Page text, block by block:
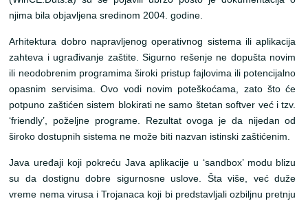
njima bila objavljena sredinom 2004. godine.
Arhitektura dobro napravljenog operativnog sistema ili aplikacija
zahteva i ugrađivanje zaštite. Sigurno rešenje ne dopušta novim
ili neodobrenim programima široki pristup fajlovima ili potencijalno
opasnim servisima. Ovo vodi novim poteškoćama, zato što će
potpuno zaštićen sistem blokirati ne samo štetan softver već i tzv.
‘friendly’, poželjne programe. Rezultat ovoga je da nijedan od
široko dostupnih sistema ne može biti nazvan istinski zaštićenim.
Java uređaji koji pokreću Java aplikacije u ‘sandbox’ modu blizu
su da dostignu dobre sigurnosne uslove. Šta više, već duže
vreme nema virusa i Trojanaca koji bi predstavljali ozbiljnu pretnju